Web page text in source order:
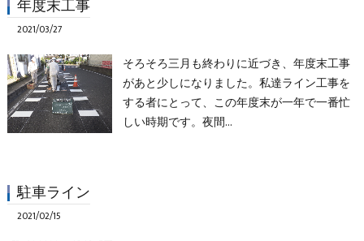
年度末工事
2021/03/27
そろそろ三月も終わりに近づき、年度末工事
があと少しになりました。私達ライン工事を
する者にとって、この年度末が一年で一番忙
しい時期です。夜間…
駐車ライン
2021/02/15